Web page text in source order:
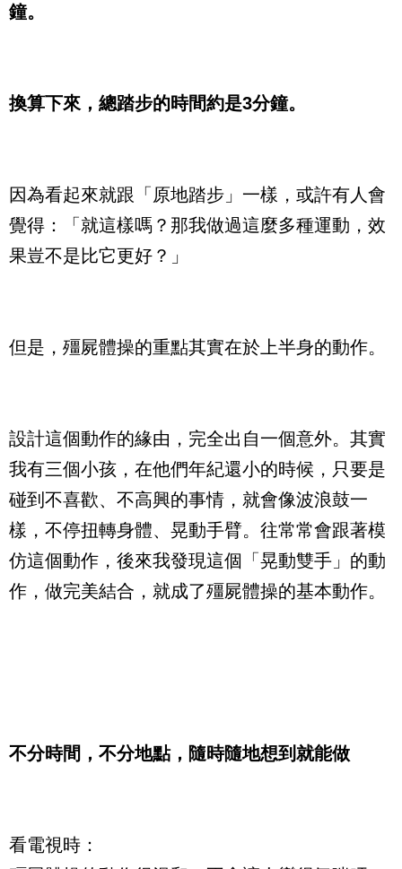
鐘。
換算下來，總踏步的時間約是3分鐘。
因為看起來就跟「原地踏步」一樣，或許有人會
覺得：「就這樣嗎？那我做過這麼多種運動，效
果豈不是比它更好？」
但是，殭屍體操的重點其實在於上半身的動作。
設計這個動作的緣由，完全出自一個意外。其實
我有三個小孩，在他們年紀還小的時候，只要是
碰到不喜歡、不高興的事情，就會像波浪鼓一
樣，不停扭轉身體、晃動手臂。往常常會跟著模
仿這個動作，後來我發現這個「晃動雙手」的動
作，做完美結合，就成了殭屍體操的基本動作。
不分時間，不分地點，隨時隨地想到就能做
看電視時：